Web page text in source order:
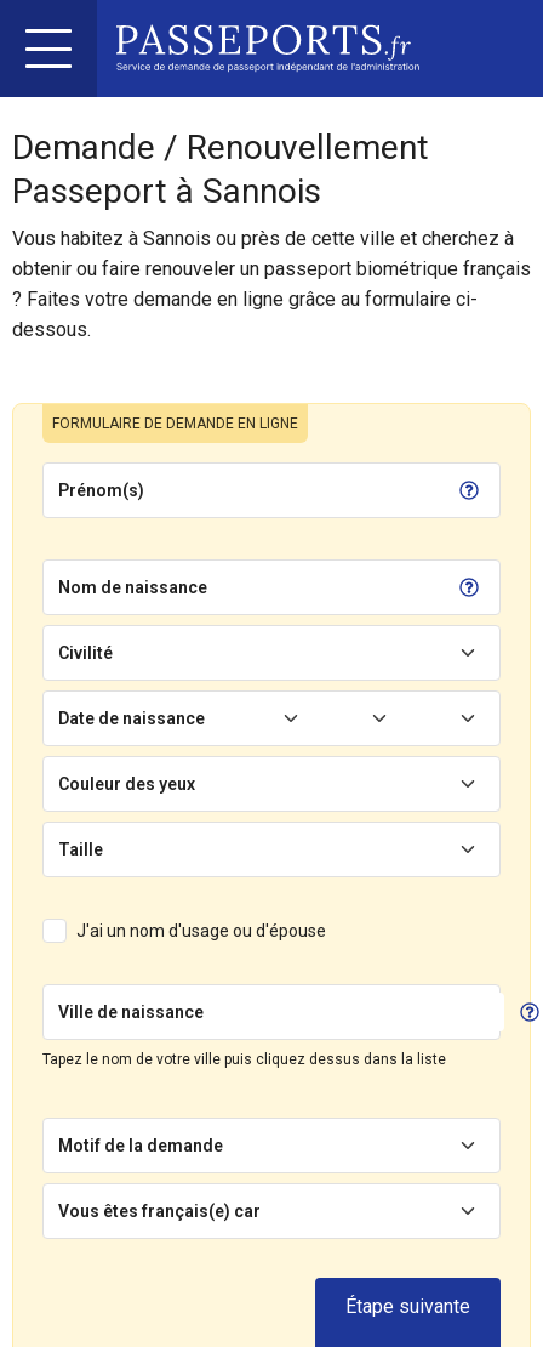
Demande / Renouvellement
Passeport à Sannois
Vous habitez à Sannois ou près de cette ville et cherchez à
obtenir ou faire renouveler un passeport biométrique français
? Faites votre demande en ligne grâce au formulaire ci-
dessous.
FORMULAIRE DE DEMANDE EN LIGNE
Prénom(s)
Nom de naissance
Civilité
Date de naissance
Couleur des yeux
Taille
J'ai un nom d'usage ou d'épouse
Ville de naissance
Tapez le nom de votre ville puis cliquez dessus dans la liste
Motif de la demande
Vous êtes français(e) car